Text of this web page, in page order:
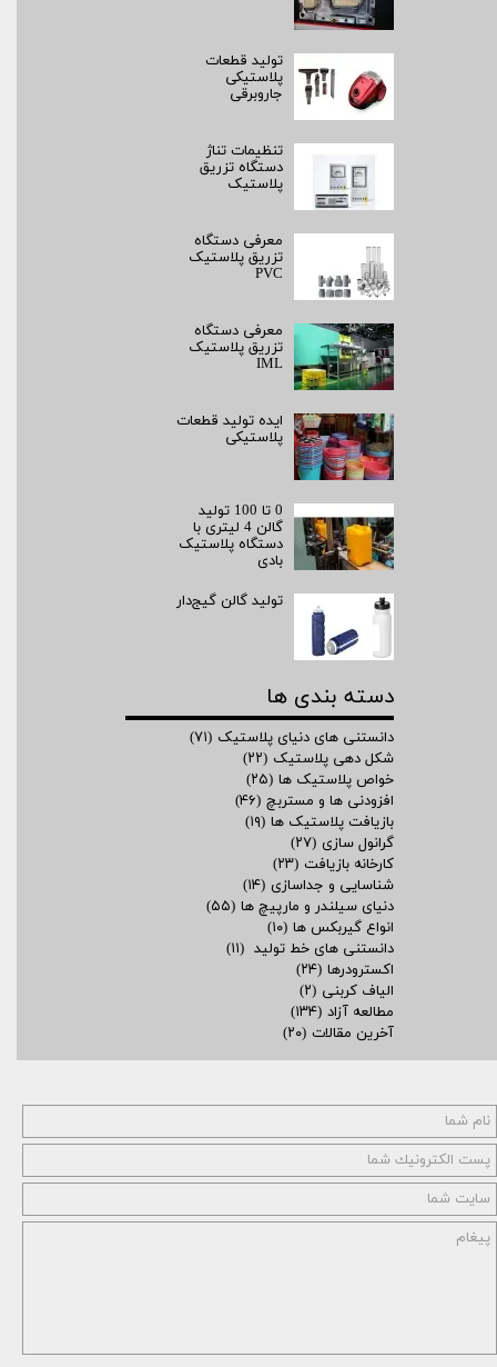
تولید قطعات
پلاستیکی
جاروبرقی
تنظیمات تناژ
دستگاه تزریق
پلاستیک
معرفی دستگاه
تزریق پلاستیک
PVC
معرفی دستگاه
تزریق پلاستیک
IML
ایده تولید قطعات
پلاستیکی
0 تا 100 تولید
گالن 4 لیتری با
دستگاه پلاستیک
بادی
تولید گالن گیج‌دار
دسته بندی ها
دانستنی های دنیای پلاستیک (۷۱)
شکل دهی پلاستیک (۲۲)
خواص پلاستیک ها (۲۵)
افزودنی ها و مستربچ (۴۶)
بازیافت پلاستیک ها (۱۹)
گرانول سازی (۲۷)
کارخانه بازیافت (۲۳)
شناسایی و جداسازی (۱۴)
دنیای سیلندر و مارپیچ ها (۵۵)
انواع گیربکس ها (۱۰)
دانستنی های خط تولید (۱۱)
اکسترودرها (۲۴)
الیاف کربنی (۲)
مطالعه آزاد (۱۳۴)
آخرین مقالات (۲۰)